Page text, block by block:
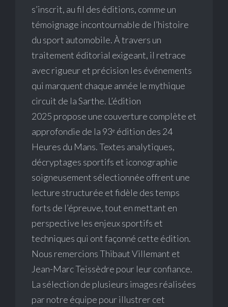
s’inscrit, au fil des éditions, comme un
témoignage incontournable de l’histoire
du sport automobile. À travers un
traitement éditorial exigeant, il retrace
avec rigueur et précision les événements
qui marquent chaque année le mythique
circuit de la Sarthe. L’édition
2025 propose une couverture complète et
approfondie de la 93ᵉ édition des 24
Heures du Mans. Textes analytiques,
décryptages sportifs et iconographie
soigneusement sélectionnée offrent une
lecture structurée et fidèle des temps
forts de l’épreuve, tout en mettant en
perspective les enjeux sportifs et
techniques qui ont façonné cette édition.
Nous remercions Thibaut Villemant et
Jean-Marc Teissèdre pour leur confiance.
La sélection de plusieurs images réalisées
par notre équipe pour illustrer cet